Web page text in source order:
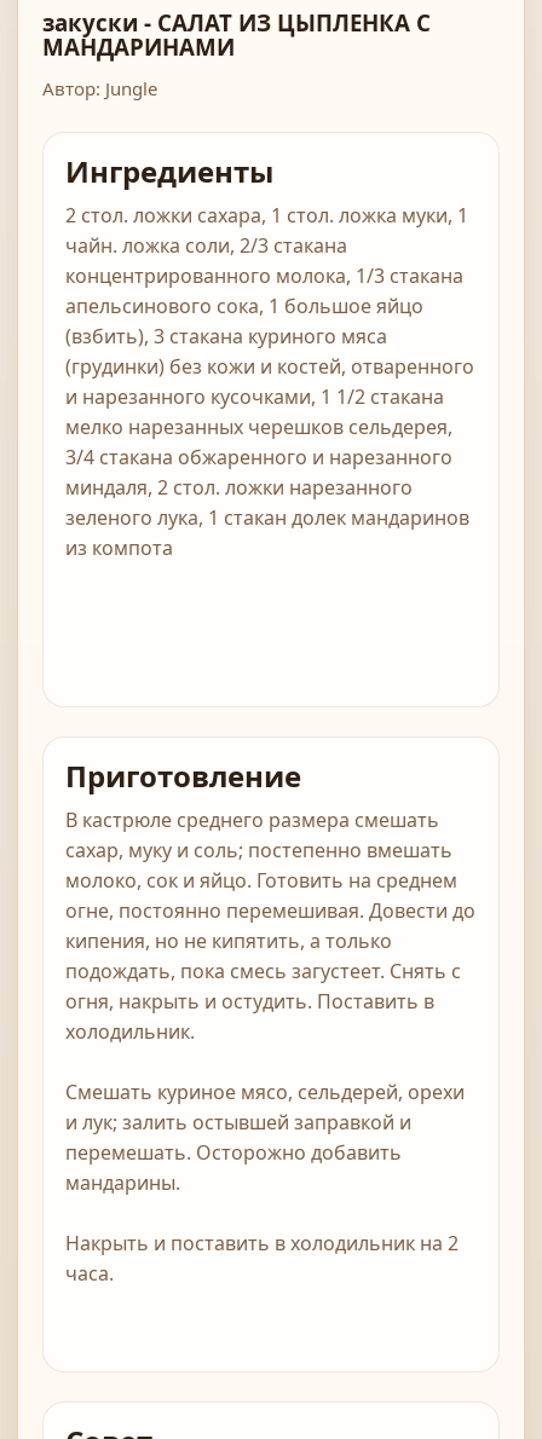
закуски - САЛАТ ИЗ ЦЫПЛЕНКА С
МАНДАРИНАМИ
Автор: Jungle
Ингредиенты
2 стол. ложки сахара, 1 стол. ложка муки, 1
чайн. ложка соли, 2/3 стакана
концентрированного молока, 1/3 стакана
апельсинового сока, 1 большое яйцо
(взбить), 3 стакана куриного мяса
(грудинки) без кожи и костей, отваренного
и нарезанного кусочками, 1 1/2 стакана
мелко нарезанных черешков сельдерея,
3/4 стакана обжаренного и нарезанного
миндаля, 2 стол. ложки нарезанного
зеленого лука, 1 стакан долек мандаринов
из компота
Приготовление
В кастрюле среднего размера смешать
сахар, муку и соль; постепенно вмешать
молоко, сок и яйцо. Готовить на среднем
огне, постоянно перемешивая. Довести до
кипения, но не кипятить, а только
подождать, пока смесь загустеет. Снять с
огня, накрыть и остудить. Поставить в
холодильник.
Смешать куриное мясо, сельдерей, орехи
и лук; залить остывшей заправкой и
перемешать. Осторожно добавить
мандарины.
Накрыть и поставить в холодильник на 2
часа.